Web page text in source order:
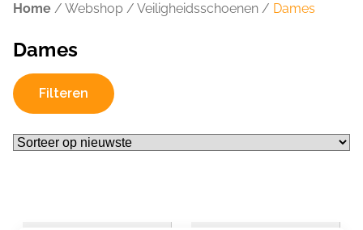
Home / Webshop / Veiligheidsschoenen / Dames
Dames
Filteren